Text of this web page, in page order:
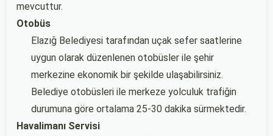
mevcuttur.
Otobüs
Elazığ Belediyesi tarafından uçak sefer saatlerine
uygun olarak düzenlenen otobüsler ile şehir
merkezine ekonomik bir şekilde ulaşabilirsiniz.
Belediye otobüsleri ile merkeze yolculuk trafiğin
durumuna göre ortalama 25-30 dakika sürmektedir.
Havalimanı Servisi